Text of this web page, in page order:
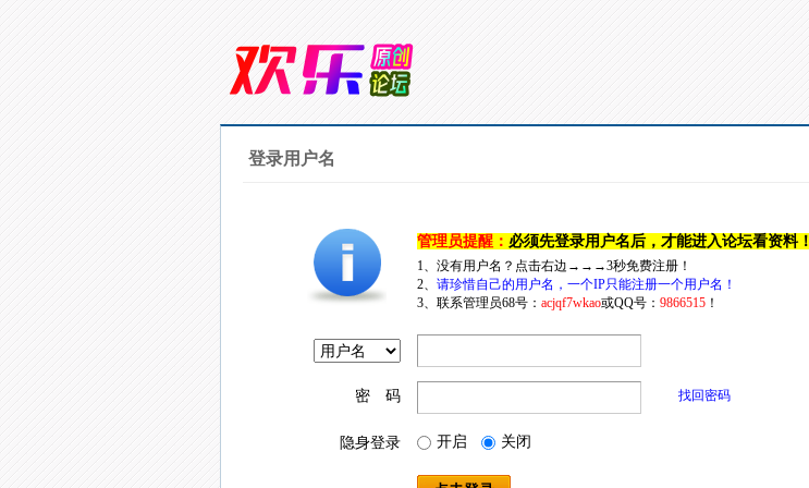
登录用户名
管理员提醒： 必须先登录用户名后，才能进入论坛看资料！
1、没有用户名？点击右边→→→3秒免费注册！
2、 请珍惜自己的用户名，一个IP只能注册一个用户名！
3、联系管理员68号： acjqf7wkao或QQ号： 9866515！
密 码 找回密码
隐身登录 开启 关闭